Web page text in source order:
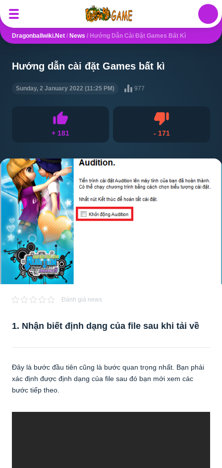
Dragonballwiki.net / News / Hướng Dẫn Cài Đặt Games Bất Kì
Hướng dẫn cài đặt Games bất kì
Sunday, 2 January 2022 (11:25 PM) 977
+ 181 - 171
Đánh giá news
1. Nhận biết định dạng của file sau khi tải về
Đây là bước đầu tiên cũng là bước quan trọng nhất. Bạn phải
xác định được định dạng của file sau đó bạn mới xem các
bước tiếp theo.